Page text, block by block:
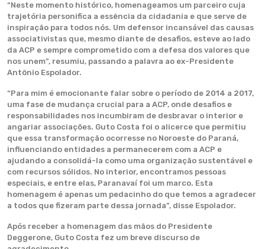
“Neste momento histórico, homenageamos um parceiro cuja
trajetória personifica a essência da cidadania e que serve de
inspiração para todos nós. Um defensor incansável das causas
associativistas que, mesmo diante de desafios, esteve ao lado
da ACP e sempre comprometido com a defesa dos valores que
nos unem”, resumiu, passando a palavra ao ex-Presidente
Antônio Espolador.
“Para mim é emocionante falar sobre o período de 2014 a 2017,
uma fase de mudança crucial para a ACP, onde desafios e
responsabilidades nos incumbiram de desbravar o interior e
angariar associações. Guto Costa foi o alicerce que permitiu
que essa transformação ocorresse no Noroeste do Paraná,
influenciando entidades a permanecerem com a ACP e
ajudando a consolidá-la como uma organização sustentável e
com recursos sólidos. No interior, encontramos pessoas
especiais, e entre elas, Paranavaí foi um marco. Esta
homenagem é apenas um pedacinho do que temos a agradecer
a todos que fizeram parte dessa jornada”, disse Espolador.
Após receber a homenagem das mãos do Presidente
Deggerone, Guto Costa fez um breve discurso de